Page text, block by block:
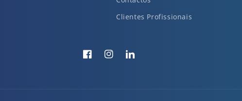
Clientes Profissionais
FacebookInstagramTranslation